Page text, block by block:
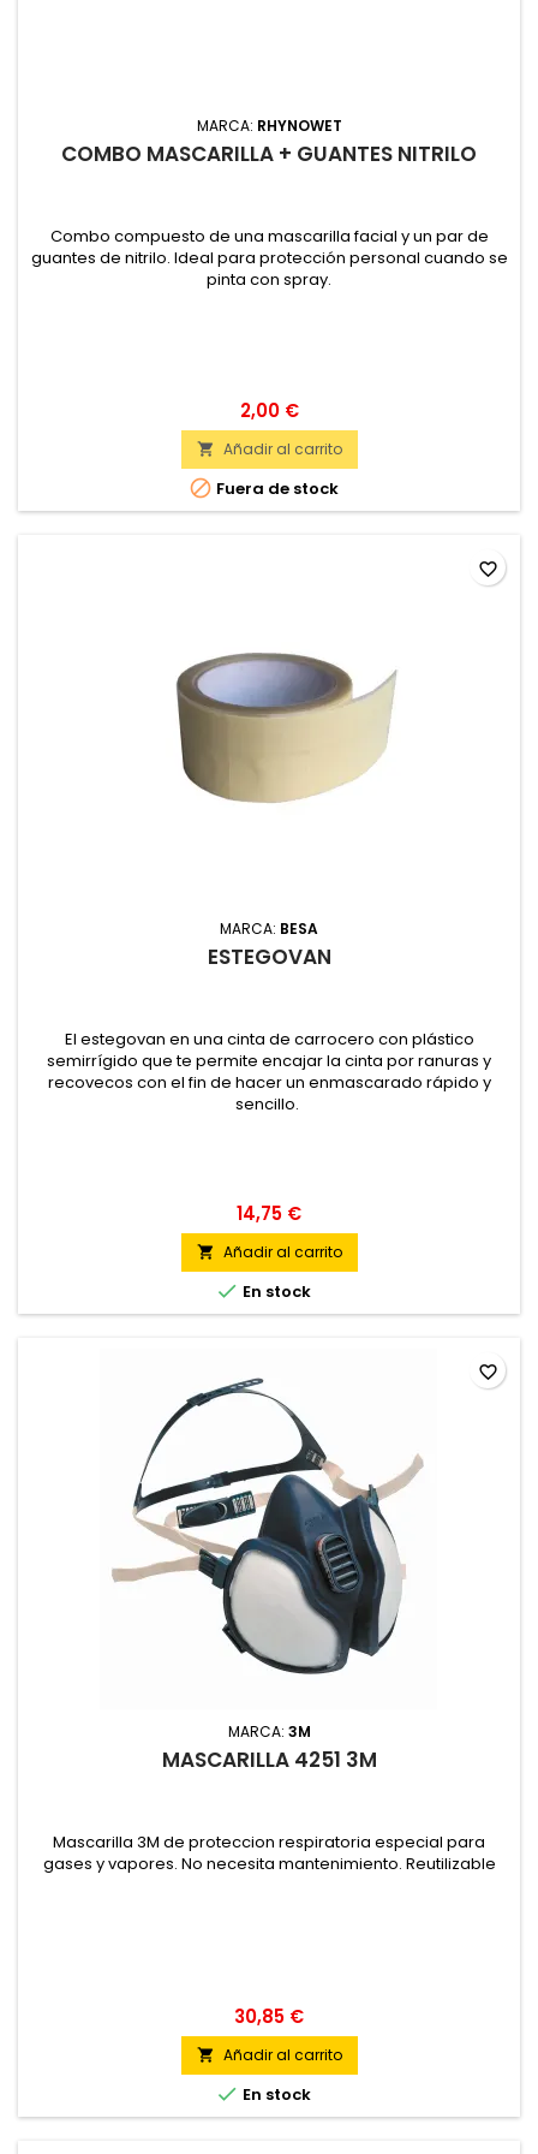
MARCA: RHYNOWET
COMBO MASCARILLA + GUANTES NITRILO
Combo compuesto de una mascarilla facial y un par de
guantes de nitrilo. Ideal para protección personal cuando se
pinta con spray.
2,00 €
 Añadir al carrito
 Fuera de stock
MARCA: BESA
ESTEGOVAN
El estegovan en una cinta de carrocero con plástico
semirrígido que te permite encajar la cinta por ranuras y
recovecos con el fin de hacer un enmascarado rápido y
sencillo.
14,75 €
 Añadir al carrito
 En stock
favorite_border
MARCA: 3M
MASCARILLA 4251 3M
Mascarilla 3M de proteccion respiratoria especial para
gases y vapores. No necesita mantenimiento. Reutilizable
30,85 €
 Añadir al carrito
 En stock
favorite_border